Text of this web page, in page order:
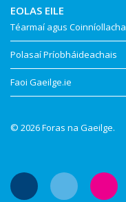
EOLAS EILE
Téarmaí agus Coinníollacha
Polasaí Príobháideachais
Faoi Gaeilge.ie
© 2026 Foras na Gaeilge.